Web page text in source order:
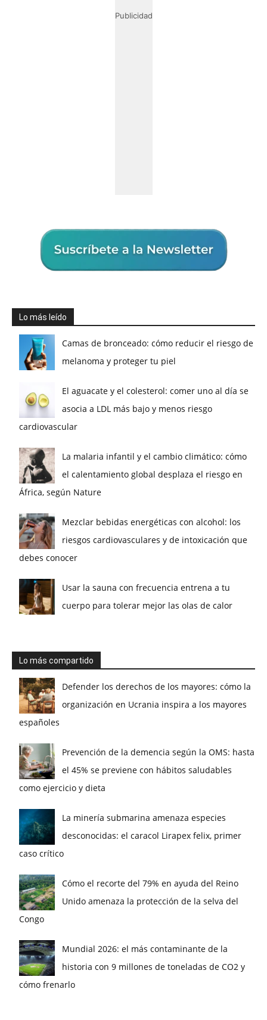
Publicidad
Lo más leído
Camas de bronceado: cómo reducir el riesgo de
melanoma y proteger tu piel
El aguacate y el colesterol: comer uno al día se
asocia a LDL más bajo y menos riesgo
cardiovascular
La malaria infantil y el cambio climático: cómo
el calentamiento global desplaza el riesgo en
África, según Nature
Mezclar bebidas energéticas con alcohol: los
riesgos cardiovasculares y de intoxicación que
debes conocer
Usar la sauna con frecuencia entrena a tu
cuerpo para tolerar mejor las olas de calor
Lo más compartido
Defender los derechos de los mayores: cómo la
organización en Ucrania inspira a los mayores
españoles
Prevención de la demencia según la OMS: hasta
el 45% se previene con hábitos saludables
como ejercicio y dieta
La minería submarina amenaza especies
desconocidas: el caracol Lirapex felix, primer
caso crítico
Cómo el recorte del 79% en ayuda del Reino
Unido amenaza la protección de la selva del
Congo
Mundial 2026: el más contaminante de la
historia con 9 millones de toneladas de CO2 y
cómo frenarlo